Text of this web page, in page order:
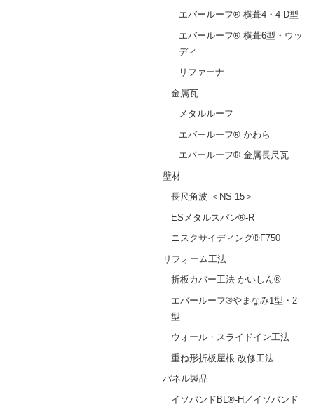
エバールーフ® 横葺4・4-D型
エバールーフ® 横葺6型・ウッ
ディ
リファーナ
金属瓦
メタルルーフ
エバールーフ® かわら
エバールーフ® 金属長尺瓦
壁材
長尺角波 ＜NS-15＞
ESメタルスパン®-R
ニスクサイディング®F750
リフォーム工法
折板カバー工法 かいしん®
エバールーフ®やまなみ1型・2
型
ウォール・スライドイン工法
重ね形折板屋根 改修工法
パネル製品
イソバンドBL®-H／イソバンド